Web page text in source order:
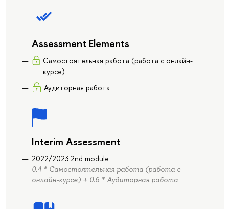
Assessment Elements
Самостоятельная работа (работа с онлайн-
курсе)
Аудиторная работа
Interim Assessment
2022/2023 2nd module
0.4 * Самостоятельная работа (работа с
онлайн-курсе) + 0.6 * Аудиторная работа